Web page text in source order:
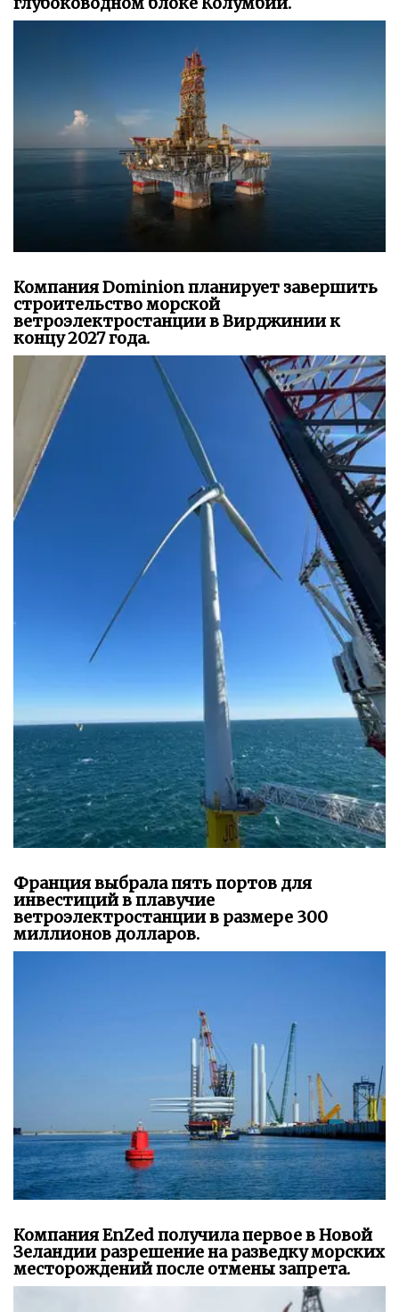
Компания Dominion планирует завершить
строительство морской
ветроэлектростанции в Вирджинии к
концу 2027 года.
Франция выбрала пять портов для
инвестиций в плавучие
ветроэлектростанции в размере 300
миллионов долларов.
Компания EnZed получила первое в Новой
Зеландии разрешение на разведку морских
месторождений после отмены запрета.